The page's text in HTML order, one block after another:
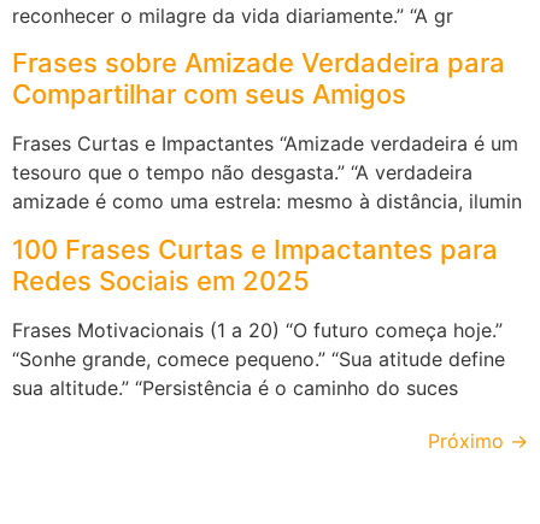
reconhecer o milagre da vida diariamente.” “A gr
Frases sobre Amizade Verdadeira para
Compartilhar com seus Amigos
Frases Curtas e Impactantes “Amizade verdadeira é um
tesouro que o tempo não desgasta.” “A verdadeira
amizade é como uma estrela: mesmo à distância, ilumin
100 Frases Curtas e Impactantes para
Redes Sociais em 2025
Frases Motivacionais (1 a 20) “O futuro começa hoje.”
“Sonhe grande, comece pequeno.” “Sua atitude define
sua altitude.” “Persistência é o caminho do suces
Próximo →